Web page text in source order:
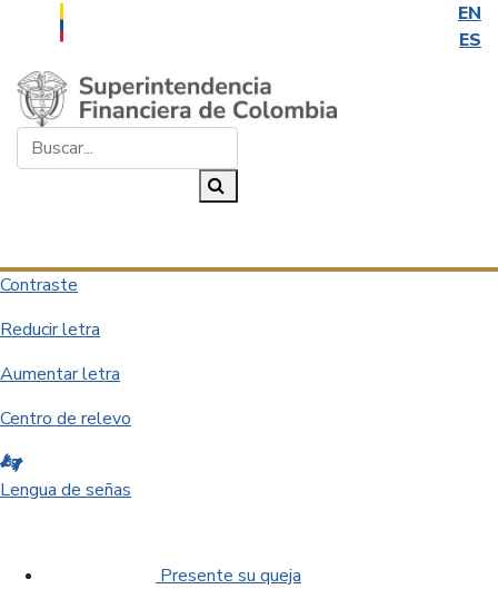
EN
ES
Saltar al contenido principal
Contraste
Reducir letra
Aumentar letra
Centro de relevo
Lengua de señas
Presente su queja